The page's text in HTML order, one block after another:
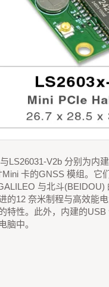
LS26031-V2b 分别为内
卡的GNSS 模组。它
与北斗(BEIDOU)
的12 奈米制程与高效能
特性。此外，内建的
脑中。